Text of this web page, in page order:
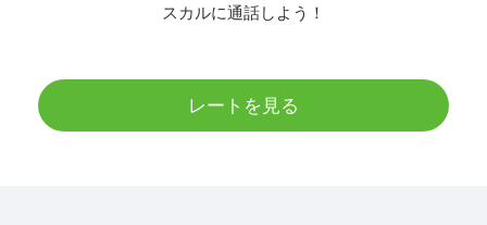
スカルに通話しよう！
レートを見る